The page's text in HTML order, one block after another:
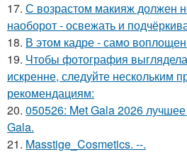
17. С возрастом макияж должен
наоборот - освежать и
18. В этом кадре - само
19. Чтобы фотография
искренне, следуйте нескольким
рекомендациям:
20. 050526: Met Gala 2026
Gala.
21. Masstige_Cosmetics. --.